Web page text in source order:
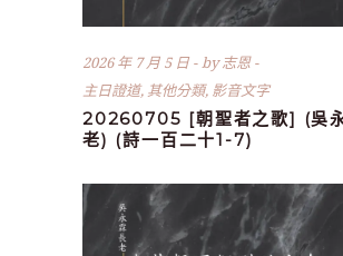
2026 年 7 月 5 日 by志恩
主日證道, 其他分類, 影音文字
20260705 [朝聖者之歌] (吳
老) (詩一百二十1-7)